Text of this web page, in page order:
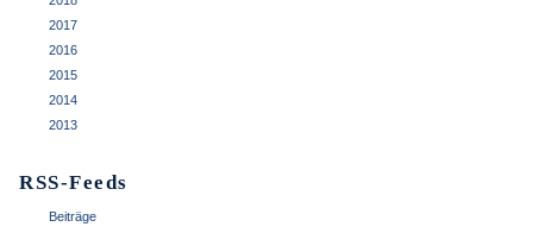
2017
2016
2015
2014
2013
RSS-Feeds
Beiträge